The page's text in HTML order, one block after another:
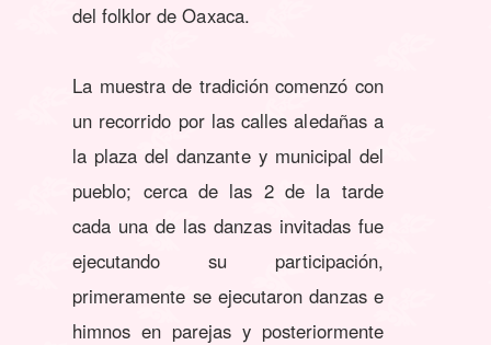
del folklor de Oaxaca.
La muestra de tradición comenzó con
un recorrido por las calles aledañas a
la plaza del danzante y municipal del
pueblo; cerca de las 2 de la tarde
cada una de las danzas invitadas fue
ejecutando su participación,
primeramente se ejecutaron danzas e
himnos en parejas y posteriormente